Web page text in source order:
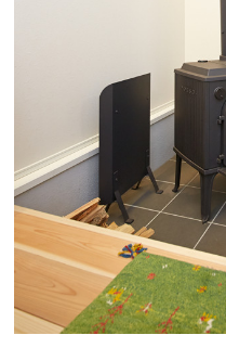
サイトマップ